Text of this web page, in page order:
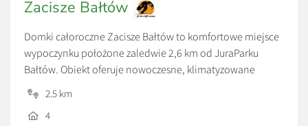
Zacisze Bałtów
Domki całoroczne Zacisze Bałtów to komfortowe miejsce
wypoczynku położone zaledwie 2,6 km od JuraParku
Bałtów. Obiekt oferuje nowoczesne, klimatyzowane
domki z tarasem, prywatną łazienką, w pełni wyposażoną
kuchnią oraz dostępem do bezpłatnego Wi-Fi i
prywatnego parkingu.
2.5 km
4